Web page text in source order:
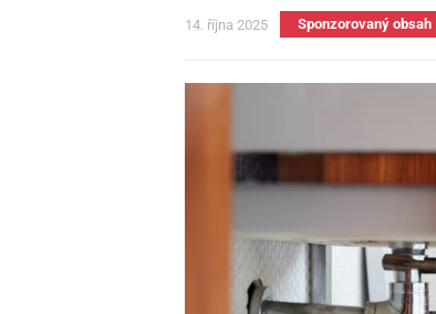
14. října 2025 Sponzorovaný obsah